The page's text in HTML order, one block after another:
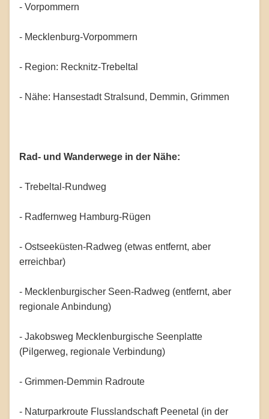
- Vorpommern
- Mecklenburg-Vorpommern
- Region: Recknitz-Trebeltal
- Nähe: Hansestadt Stralsund, Demmin, Grimmen
Rad- und Wanderwege in der Nähe:
- Trebeltal-Rundweg
- Radfernweg Hamburg-Rügen
- Ostseeküsten-Radweg (etwas entfernt, aber
erreichbar)
- Mecklenburgischer Seen-Radweg (entfernt, aber
regionale Anbindung)
- Jakobsweg Mecklenburgische Seenplatte
(Pilgerweg, regionale Verbindung)
- Grimmen-Demmin Radroute
- Naturparkroute Flusslandschaft Peenetal (in der